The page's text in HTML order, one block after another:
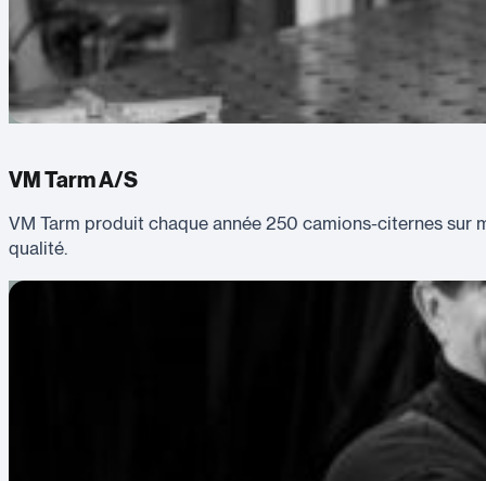
VM Tarm A/S
VM Tarm produit chaque année 250 camions-citernes sur
qualité.